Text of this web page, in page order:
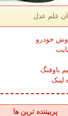
علم عدل
خودرو
باوفنگ
لینک
پربیننده ترین ها